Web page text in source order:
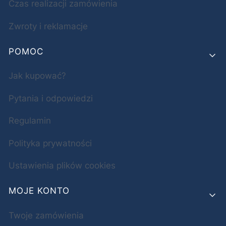
Czas realizacji zamówienia
Zwroty i reklamacje
POMOC
Jak kupować?
Pytania i odpowiedzi
Regulamin
Polityka prywatności
Ustawienia plików cookies
MOJE KONTO
Twoje zamówienia